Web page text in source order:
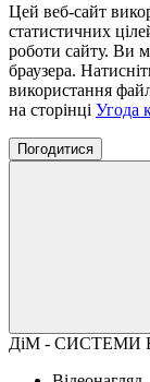
Цей веб-сайт
статистичних
роботи сайту. Ви
браузера.
використання
на сторінці Угода
Погодитися
ДіМ - СИСТЕМИ